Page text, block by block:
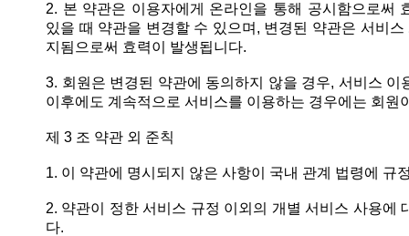
2. 본 약관은 이용자에게 온라인을 통해 공시함으로써
있을 때 약관을 변경할 수 있으며, 변경된 약관은 서비
지됨으로써 효력이 발생됩니다.
3. 회원은 변경된 약관에 동의하지 않을 경우, 서비스
이후에도 계속적으로 서비스를 이용하는 경우에는 회
제 3 조 약관 외 준칙
1. 이 약관에 명시되지 않은 사항이 국내 관계 법령에 규
2. 약관이 정한 서비스 규정 이외의 개별 서비스 사용에
다.